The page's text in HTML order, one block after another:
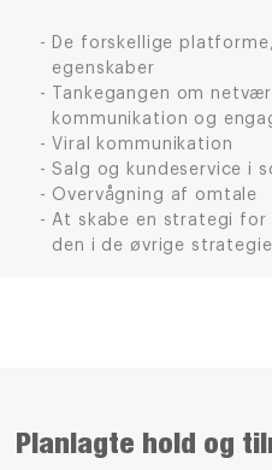
De forskellige
egenskaber
Tankegangen om
kommunikation og
Viral kommunikation
Salg og kundeservice i
Overvågning af omtale
At skabe en strategi for
den i de øvrige
Planlagte hold og